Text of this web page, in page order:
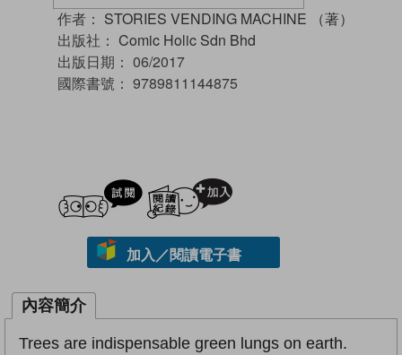
作者： STORIES VENDING MACHINE （著）
出版社： Comic Holic Sdn Bhd
出版日期： 06/2017
國際書號： 9789811144875
試閲
加入／閱讀電子書
內容簡介
Trees are indispensable green lungs on earth.